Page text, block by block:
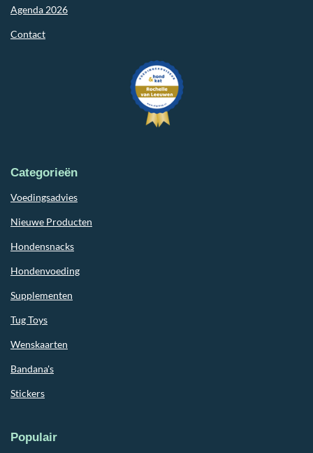
Agenda 2026
Contact
Categorieën
Voedingsadvies
Nieuwe Producten
Hondensnacks
Hondenvoeding
Supplementen
Tug Toys
Wenskaarten
Bandana's
Stickers
Populair